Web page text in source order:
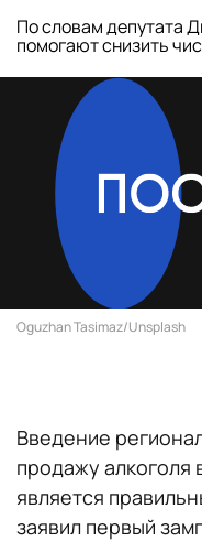
По словам депутата
помогают снизить
Oguzhan Tasimaz/Unsplash
Введение
продажу алкоголя
является
заявил первый